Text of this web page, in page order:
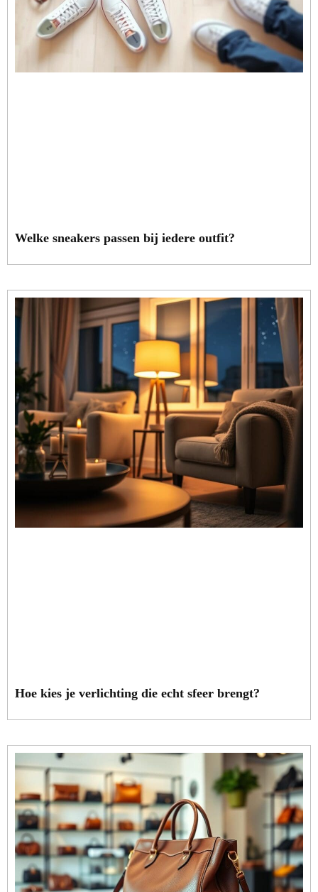
Welke sneakers passen bij iedere outfit?
Hoe kies je verlichting die echt sfeer brengt?